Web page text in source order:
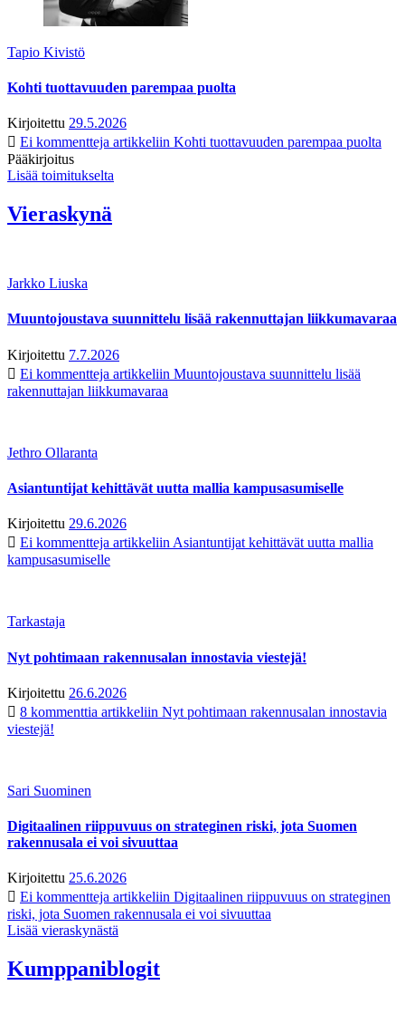
Tapio Kivistö
Kohti tuottavuuden parempaa puolta
Kirjoitettu 29.5.2026
Ei kommentteja artikkeliin Kohti tuottavuuden parempaa puolta
Pääkirjoitus
Lisää toimitukselta
Vieraskynä
Jarkko Liuska
Muuntojoustava suunnittelu lisää rakennuttajan liikkumavaraa
Kirjoitettu 7.7.2026
Ei kommentteja artikkeliin Muuntojoustava suunnittelu lisää
rakennuttajan liikkumavaraa
Jethro Ollaranta
Asiantuntijat kehittävät uutta mallia kampusasumiselle
Kirjoitettu 29.6.2026
Ei kommentteja artikkeliin Asiantuntijat kehittävät uutta mallia
kampusasumiselle
Tarkastaja
Nyt pohtimaan rakennusalan innostavia viestejä!
Kirjoitettu 26.6.2026
8 kommenttia artikkeliin Nyt pohtimaan rakennusalan innostavia
viestejä!
Sari Suominen
Digitaalinen riippuvuus on strateginen riski, jota Suomen
rakennusala ei voi sivuuttaa
Kirjoitettu 25.6.2026
Ei kommentteja artikkeliin Digitaalinen riippuvuus on strateginen
riski, jota Suomen rakennusala ei voi sivuuttaa
Lisää vieraskynästä
Kumppaniblogit